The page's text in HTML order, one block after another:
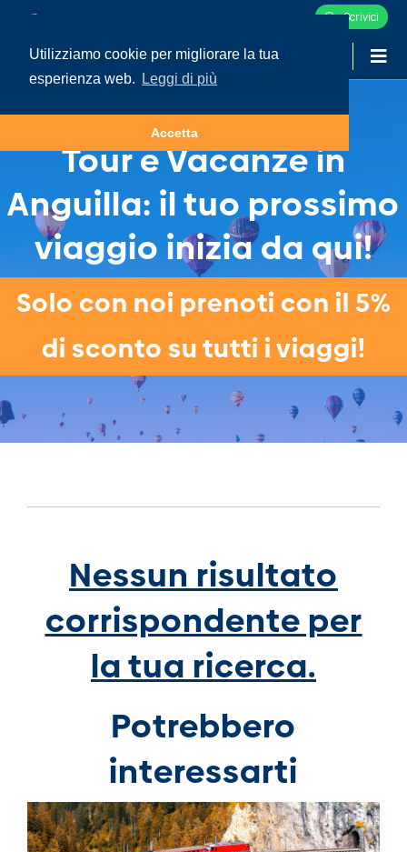
Utilizziamo cookie per migliorare la tua
esperienza web.
Leggi di più
Accetta
Scrivici
Tour e Vacanze in
Anguilla: il tuo prossimo
viaggio inizia da qui!
Solo con noi prenoti con il 5%
di sconto su tutti i viaggi!
Nessun risultato
corrispondente per
la tua ricerca.
Potrebbero
interessarti